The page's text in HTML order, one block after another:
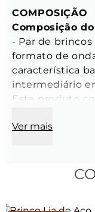
COMPOSIÇÃO
Composição
- Par de
formato de
característica
intermediário
Este produto
- Peso
- Processo:
Ver mais